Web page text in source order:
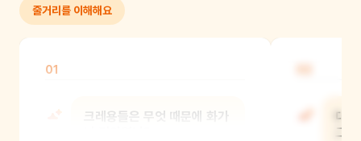
줄거리를 이해해요
01
크레용들은 무엇 때문에 화가
대
그